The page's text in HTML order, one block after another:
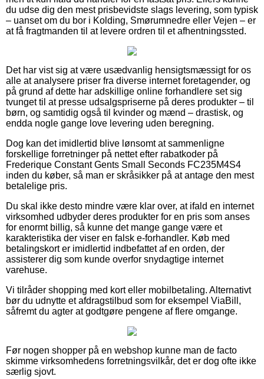
du udse dig den mest prisbevidste slags levering, som typisk
– uanset om du bor i Kolding, Smørumnedre eller Vejen – er
at få fragtmanden til at levere ordren til et afhentningssted.
Det har vist sig at være usædvanlig hensigtsmæssigt for os
alle at analysere priser fra diverse internet foretagender, og
på grund af dette har adskillige online forhandlere set sig
tvunget til at presse udsalgspriserne på deres produkter – til
børn, og samtidig også til kvinder og mænd – drastisk, og
endda nogle gange love levering uden beregning.
Dog kan det imidlertid blive lønsomt at sammenligne
forskellige forretninger på nettet efter rabatkoder på
Frederique Constant Gents Small Seconds FC235M4S4
inden du køber, så man er skråsikker på at antage den mest
betalelige pris.
Du skal ikke desto mindre være klar over, at ifald en internet
virksomhed udbyder deres produkter for en pris som anses
for enormt billig, så kunne det mange gange være et
karakteristika der viser en falsk e-forhandler. Køb med
betalingskort er imidlertid indbefattet af en orden, der
assisterer dig som kunde overfor snydagtige internet
varehuse.
Vi tilråder shopping med kort eller mobilbetaling. Alternativt
bør du udnytte et afdragstilbud som for eksempel ViaBill,
såfremt du agter at godtgøre pengene af flere omgange.
Før nogen shopper på en webshop kunne man de facto
skimme virksomhedens forretningsvilkår, det er dog ofte ikke
særlig sjovt.